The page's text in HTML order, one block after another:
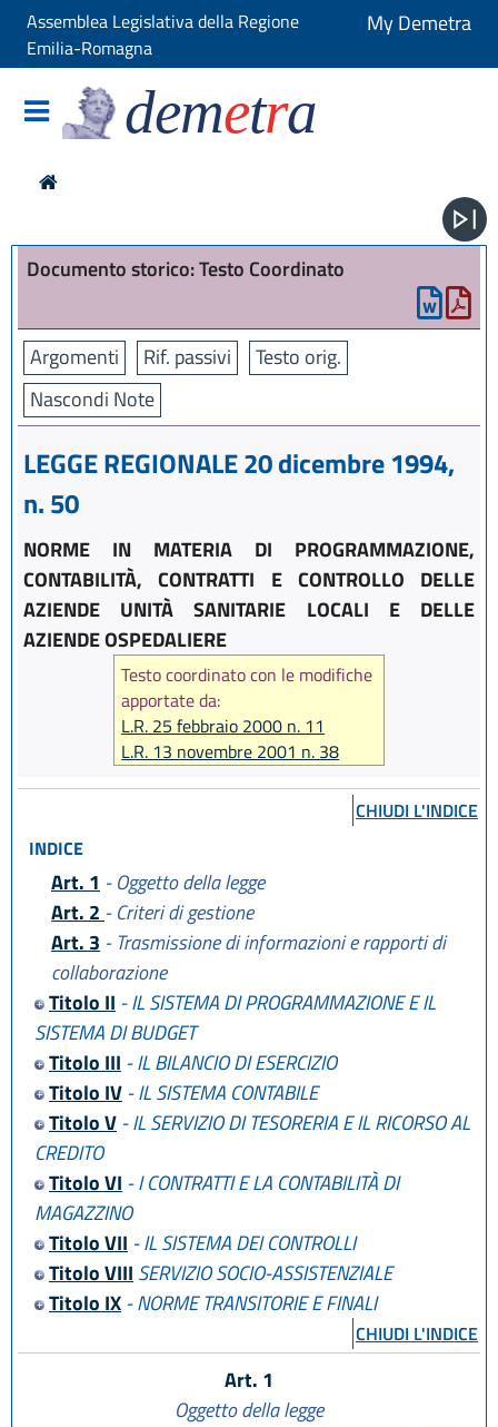
Assemblea Legislativa della Regione
Emilia-Romagna
My Demetra
demetra
Documento storico: Testo Coordinato
Argomenti Rif. passivi
Testo orig.
Nascondi Note
LEGGE REGIONALE 20 dicembre 1994,
n. 50
NORME IN MATERIA DI PROGRAMMAZIONE,
CONTABILITÀ, CONTRATTI E CONTROLLO DELLE
AZIENDE UNITÀ SANITARIE LOCALI E DELLE
AZIENDE OSPEDALIERE
Testo coordinato con le modifiche
apportate da:
L.R. 25 febbraio 2000 n. 11
L.R. 13 novembre 2001 n. 38
CHIUDI L'INDICE
INDICE
Art. 1 - Oggetto della legge
Art. 2 - Criteri di gestione
Art. 3 - Trasmissione di informazioni e rapporti di
collaborazione
Titolo II - IL SISTEMA DI PROGRAMMAZIONE E IL
SISTEMA DI BUDGET
Titolo III - IL BILANCIO DI ESERCIZIO
Titolo IV- IL SISTEMA CONTABILE
Titolo V- IL SERVIZIO DI TESORERIA E IL RICORSO AL
CREDITO
Titolo VI - I CONTRATTI E LA CONTABILITÀ DI
MAGAZZINO
Titolo VII - IL SISTEMA DEI CONTROLLI
Titolo VIII SERVIZIO SOCIO-ASSISTENZIALE
Titolo IX- NORME TRANSITORIE E FINALI
CHIUDI L'INDICE
Art. 1
Oggetto della legge